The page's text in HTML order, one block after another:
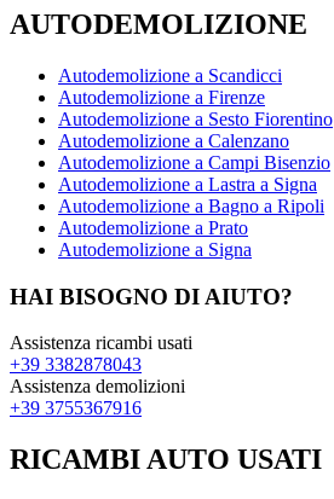
AUTODEMOLIZIONE
Autodemolizione a Scandicci
Autodemolizione a Firenze
Autodemolizione a Sesto Fiorentino
Autodemolizione a Calenzano
Autodemolizione a Campi Bisenzio
Autodemolizione a Lastra a Signa
Autodemolizione a Bagno a Ripoli
Autodemolizione a Prato
Autodemolizione a Signa
HAI BISOGNO DI AIUTO?
Assistenza ricambi usati
+39 3382878043
Assistenza demolizioni
+39 3755367916
RICAMBI AUTO USATI